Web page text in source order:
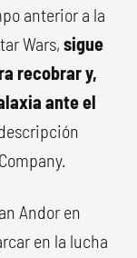
anterior a la
Wars, sigue
recobrar y,
ante el
Andor en
en la lucha